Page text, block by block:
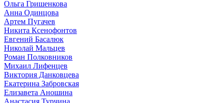
Ольга Гришенкова
Анна Одинцова
Артем Пугачев
Никита Ксенофонтов
Евгений Басалюк
Николай Мальцев
Роман Полковников
Михаил Лифенцев
Виктория Данковцева
Екатерина Забровская
Елизавета Аношина